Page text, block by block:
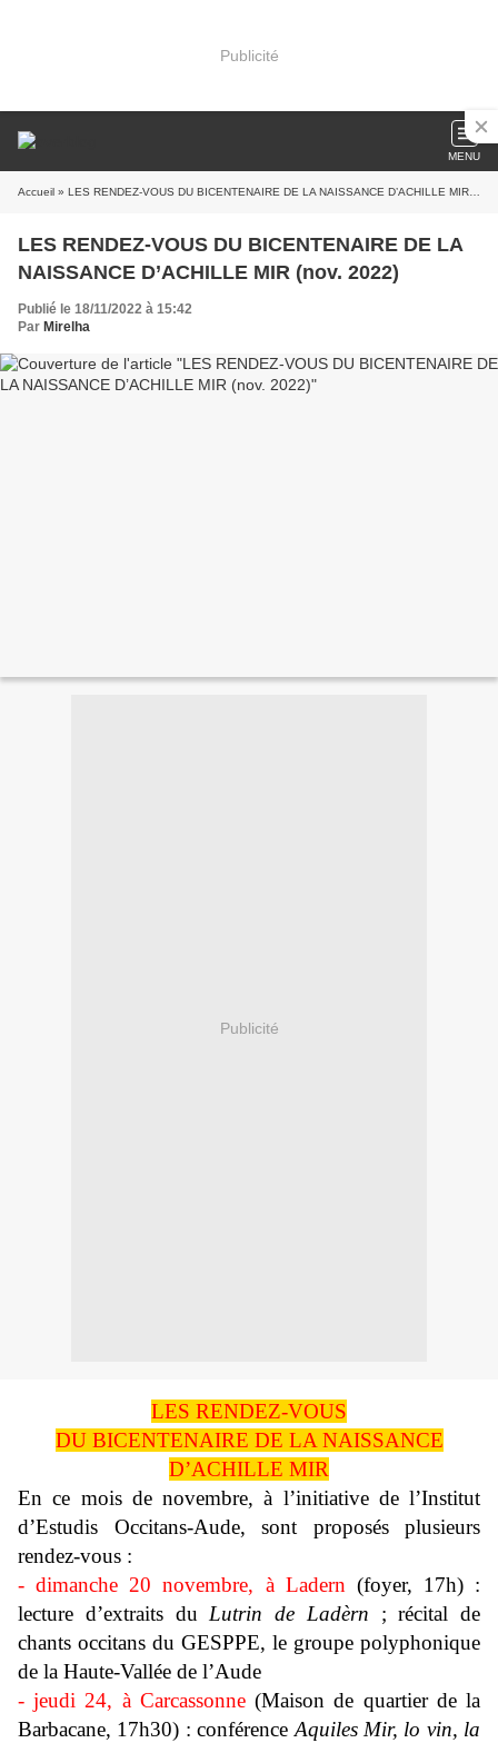
Publicité
MENU
Accueil » LES RENDEZ-VOUS DU BICENTENAIRE DE LA NAISSANCE D’ACHILLE MIR (nov. 2022)
LES RENDEZ-VOUS DU BICENTENAIRE DE LA
NAISSANCE D’ACHILLE MIR (nov. 2022)
Publié le 18/11/2022 à 15:42
Par Mirelha
Publicité
LES RENDEZ-VOUS
DU BICENTENAIRE DE LA NAISSANCE
D’ACHILLE MIR
En ce mois de novembre, à l’initiative de l’Institut
d’Estudis Occitans-Aude, sont proposés plusieurs
rendez-vous :
- dimanche 20 novembre, à Ladern (foyer, 17h) :
lecture d’extraits du Lutrin de Ladèrn ; récital de
chants occitans du GESPPE, le groupe polyphonique
de la Haute-Vallée de l’Aude
- jeudi 24, à Carcassonne(Maison de quartier de la
Barbacane, 17h30) : conférence Aquiles Mir, lo vin, la